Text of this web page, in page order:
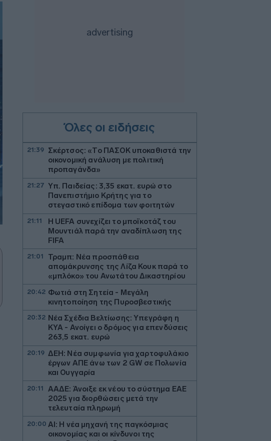
Όλες οι ειδήσεις
21:39
Σκέρτσος: «Το ΠΑΣΟΚ υποκαθιστά την
οικονομική ανάλυση με πολιτική
προπαγάνδα»
21:27 Υπ. Παιδείας: 3,35 εκατ. ευρώ στο
Πανεπιστήμιο Κρήτης για το
στεγαστικό επίδομα των φοιτητών
21:11
Η UEFA συνεχίζει το μποϊκοτάζ του
Μουντιάλ παρά την αναδίπλωση της
FIFA
21:01
Τραμπ: Νέα προσπάθεια
απομάκρυνσης της Λίζα Κουκ παρά το
«μπλόκο» του Ανωτάτου Δικαστηρίου
20:42 Φωτιά στη Σητεία - Μεγάλη
κινητοποίηση της Πυροσβεστικής
20:32 Νέα Σχέδια Βελτίωσης: Υπεγράφη η
ΚΥΑ - Ανοίγει ο δρόμος για επενδύσεις
263,5 εκατ. ευρώ
20:19 ΔΕΗ: Νέα συμφωνία για χαρτοφυλάκιο
έργων ΑΠΕ άνω των 2 GW σε Πολωνία
και Ουγγαρία
20:11
ΑΑΔΕ: Άνοιξε εκ νέου το σύστημα ΕΑΕ
2025 για διορθώσεις μετά την
τελευταία πληρωμή
20:00 AI: Η νέα μηχανή της παγκόσμιας
οικονομίας και οι κίνδυνοι της